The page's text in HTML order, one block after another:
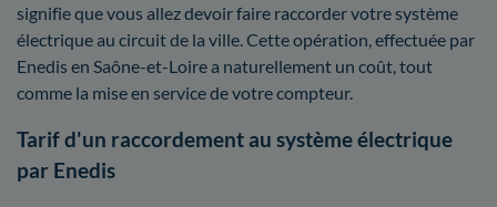
signifie que vous allez devoir faire raccorder votre système
électrique au circuit de la ville. Cette opération, effectuée par
Enedis en Saône-et-Loire a naturellement un coût, tout
comme la mise en service de votre compteur.
Tarif d'un raccordement au système électrique
par Enedis